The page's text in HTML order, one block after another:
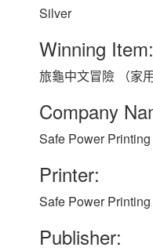
Silver
Winning Item:
旅龜中文冒險 （家
Company
Safe Power
Printer:
Safe Power
Publisher: